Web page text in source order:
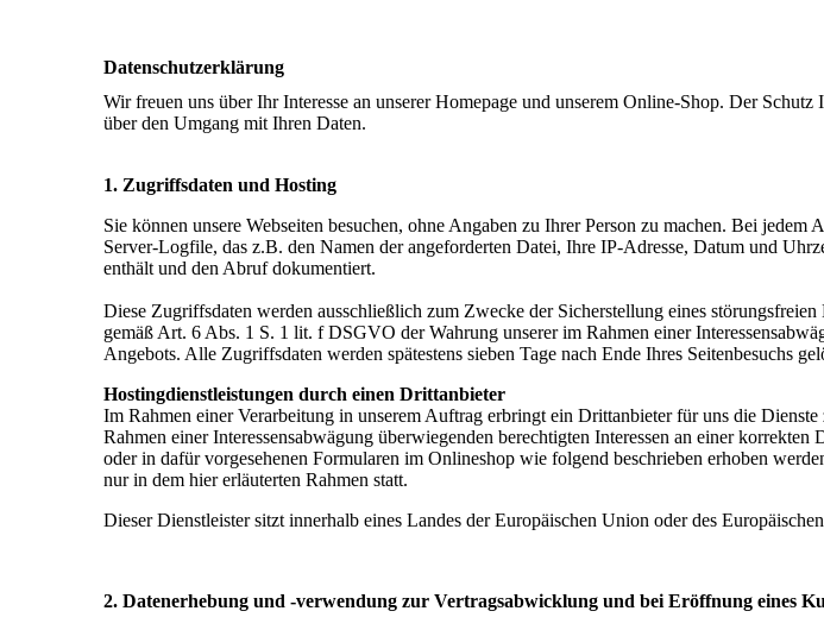
Datenschutzerklärung
Wir freuen uns über Ihr Interesse an unserer Homepage und unserem Online-Shop. Der
über den Umgang mit Ihren Daten.
1. Zugriffsdaten und Hosting
Sie können unsere Webseiten besuchen, ohne Angaben zu Ihrer Person zu machen. Bei
Server-Logfile, das z.B. den Namen der angeforderten Datei, Ihre IP-Adresse, Datum und
enthält und den Abruf dokumentiert.
Diese Zugriffsdaten werden ausschließlich zum Zwecke der Sicherstellung eines
gemäß Art. 6 Abs. 1 S. 1 lit. f DSGVO der Wahrung unserer im Rahmen einer
Angebots. Alle Zugriffsdaten werden spätestens sieben Tage nach Ende Ihres Seitenbesuchs
Hostingdienstleistungen durch einen Drittanbieter
Im Rahmen einer Verarbeitung in unserem Auftrag erbringt ein Drittanbieter für uns die
Rahmen einer Interessensabwägung überwiegenden berechtigten Interessen an einer
oder in dafür vorgesehenen Formularen im Onlineshop wie folgend beschrieben erhoben
nur in dem hier erläuterten Rahmen statt.
Dieser Dienstleister sitzt innerhalb eines Landes der Europäischen Union oder des
2. Datenerhebung und -verwendung zur Vertragsabwicklung und bei Eröffnung eines